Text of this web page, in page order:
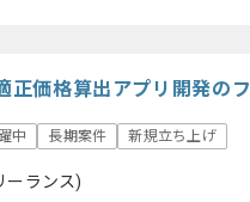
正価格算出アプリ開発の
中 長期案件 新規立ち上げ
ーランス)